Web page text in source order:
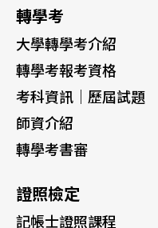
轉學考
大學轉學考介紹
轉學考報考資格
考科資訊｜歷屆試題
師資介紹
轉學考書審
證照檢定
記帳士證照課程